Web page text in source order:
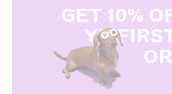
GET 10%
YR